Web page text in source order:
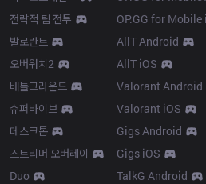
전략적 팀 전투
발로란트
오버워치2
배틀그라운드
슈퍼바이브
데스크톱
스트리머 오버레이
Duo
OP.GG for Mobile
AllT Android
AllT iOS
Valorant Android
Valorant iOS
Gigs Android
Gigs iOS
TalkG Android